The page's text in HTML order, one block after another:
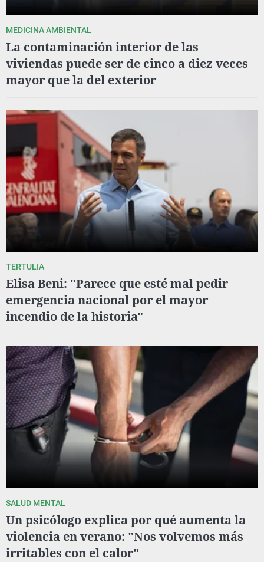
MEDICINA AMBIENTAL
La contaminación interior de las
viviendas puede ser de cinco a diez veces
mayor que la del exterior
TERTULIA
Elisa Beni: "Parece que esté mal pedir
emergencia nacional por el mayor
incendio de la historia"
SALUD MENTAL
Un psicólogo explica por qué aumenta la
violencia en verano: "Nos volvemos más
irritables con el calor"